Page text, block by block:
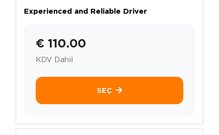
Experienced and Reliable Driver
€ 110.00
KDV Dahil
SEÇ